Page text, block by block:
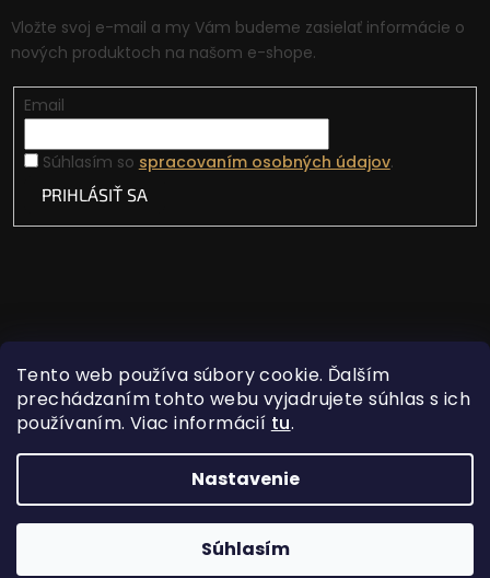
Tento web používa súbory cookie. Ďalším
prechádzaním tohto webu vyjadrujete súhlas s ich
používaním. Viac informácií tu.
Nastavenie
Súhlasím
Vložte svoj e-mail a my Vám budeme zasielať informácie o
nových produktoch na našom e-shope.
Email
Súhlasím so spracovaním osobných údajov.
PRIHLÁSIŤ SA
Vytvoril Shoptet
Copyright 2026Lovecká vášeň. Všetky práva
vyhradené.